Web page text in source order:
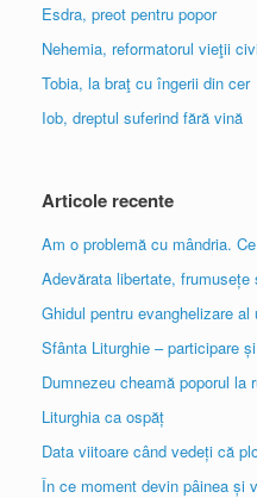
Esdra, preot pentru popor
Nehemia, reformatorul vieţii
Tobia, la braţ cu îngerii din cer
Iob, dreptul suferind fără vină
Articole recente
Am o problemă cu mândria.
Adevărata libertate,
Ghidul pentru evanghelizare al
Sfânta Liturghie – participare
Dumnezeu cheamă poporul la
Liturghia ca ospăț
Data viitoare când vedeți că
În ce moment devin pâinea și